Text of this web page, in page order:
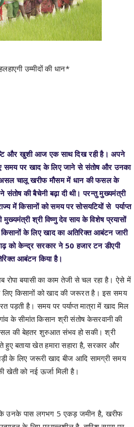
उम्मीदों की धान*
और खुशीआजएक साथ दिख रही है। अपने
पर खाद के लिए जाने से संतोष और उनका
चालू खरीफ मौसम में धान की फसल के
की बैचेनी बढ़ा दी थी। परन्तु मुख्यमंत्री
में किसानों को समय पर सोसयटियों से पर्याप्त
श्री विष्णु देव साय के विशेष प्रयासों
के लिए खाद का अतिरिक्त आबंटन जारी
को केन्द्र सरकार ने 50 हजार टन डीएपी
आबंटन किया है।
बयासी का काम तेजी से चल रहा है। ऐसे में
लिए किसानों को खाद की जरूरत है। इस समय
पड़ती है। समय पर पर्याप्त मात्रा में खाद मिल
के सीमांत किसान श्री संतोष केसरवानी की
की बेहतर शुरुआत संभव हो सकी। श्री
बताया खेत हमारा सहारा है, सरकार और
के लिए जरूरी खाद बीज आदि सामग्री समय
को नई ऊर्जा मिली है।
उनके पास लगभग 5 एकड़ जमीन है, खरीफ